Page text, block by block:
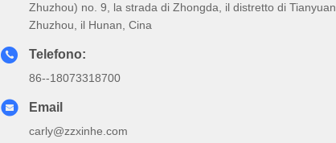
Zhuzhou) no. 9, la strada di Zhongda, il distretto di Tianyuan,
Zhuzhou, il Hunan, Cina
Telefono:
86--18073318700
Email
carly@zzxinhe.com